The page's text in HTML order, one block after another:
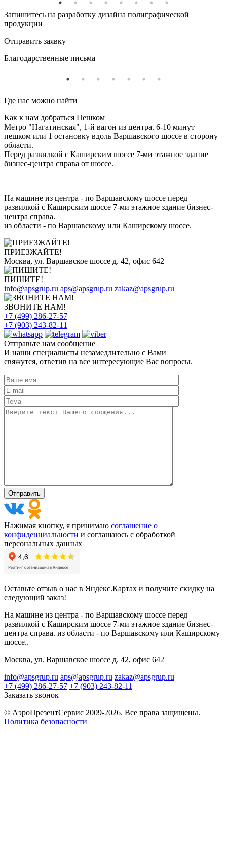
Запишитесь на разработку дизайна полиграфической
продукции
Отправить заявку
Благодарственные письма
Где нас можно найти
Как к нам добраться Пешком
Метро "Нагатинская", 1-й вагон из центра. 6-10 минут
пешком или 1 остановку вдоль Варшавского шоссе в сторону
области.
Перед развилкой с Каширским шоссе 7-ми этажное здание
бизнес-центра справа от шоссе.
На машине из центра - по Варшавскому шоссе перед
развилкой с Каширским шоссе 7-ми этажное здание бизнес-
центра справа.
из области - по Варшавскому или Каширскому шоссе.
ПРИЕЗЖАЙТЕ!
Москва, ул. Варшавское шоссе д. 42, офис 642
ПИШИТЕ!
info@apsgrup.ru aps@apsgrup.ru zakaz@apsgrup.ru
ЗВОНИТЕ НАМ!
+7 (499) 286-27-57
+7 (903) 243-82-11
Отправьте нам сообщение
И наши специалисты незамедлительно с Вами
свяжутся, ответив на все интересующие Вас вопросы.
Нажимая кнопку, я принимаю соглашение о
конфиденциальности и соглашаюсь с обработкой
персональных данных
Оставьте отзыв о нас в Яндекс.Картах и получите скидку на
следующий заказ!
На машине из центра - по Варшавскому шоссе перед
развилкой с Каширским шоссе 7-ми этажное здание бизнес-
центра справа. из области - по Варшавскому или Каширскому
шоссе..
Москва, ул. Варшавское шоссе д. 42, офис 642
info@apsgrup.ru aps@apsgrup.ru zakaz@apsgrup.ru
+7 (499) 286-27-57 +7 (903) 243-82-11
Заказать звонок
© АэроПрезентСервис 2009-2026. Все права защищены.
Политика безопасности